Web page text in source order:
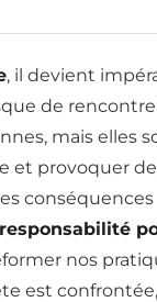
, il devient
de
mais elles
et provoquer
conséquences
responsabilité
nos
est